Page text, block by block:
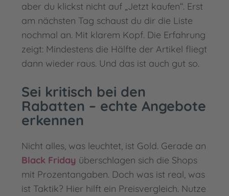
aber du klickst nicht auf „Jetzt kaufen“. Erst
am nächsten Tag schaust du dir die Liste
nochmal an. Mit klarem Kopf. Die Erfahrung
zeigt: Mindestens die Hälfte der Artikel fliegt
dann wieder raus. Und das ist auch gut so.
Sei kritisch bei den
Rabatten – echte Angebote
erkennen
Nicht alles, was leuchtet, ist Gold. Gerade an
Black Friday überschlagen sich die Shops
mit Prozentangaben. Doch was ist real, was
ist Taktik? Hier hilft ein Preisvergleich. Nutze